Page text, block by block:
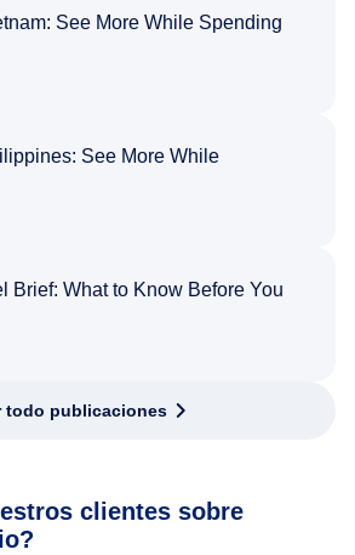
See More While Spending
See More While
Brief: What to Know Before You
todo publicaciones
clientes sobre